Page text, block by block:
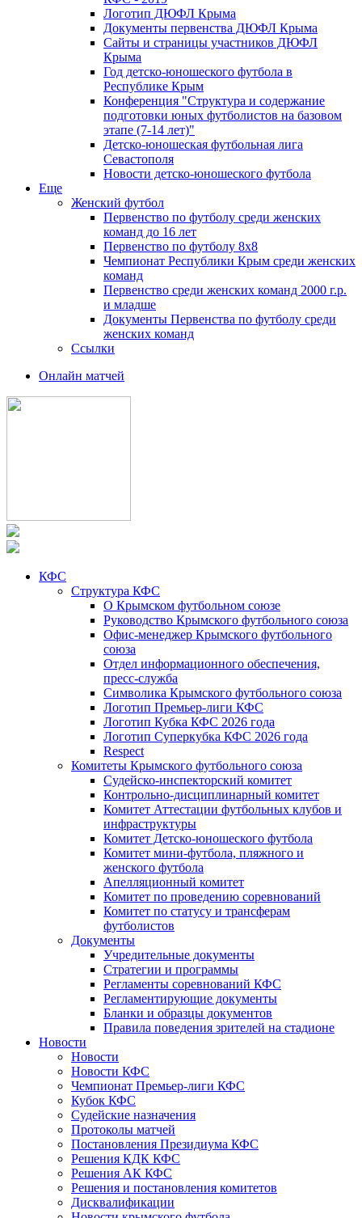
Логотип ДЮФЛ Крыма
Документы первенства ДЮФЛ Крыма
Сайты и страницы участников ДЮФЛ
Крыма
Год детско-юношеского футбола в
Республике Крым
Конференция "Структура и содержание
подготовки юных футболистов на базовом
этапе (7-14 лет)"
Детско-юношеская футбольная лига
Севастополя
Новости детско-юношеского футбола
Еще
Женский футбол
Первенство по футболу среди женских
команд до 16 лет
Первенство по футболу 8х8
Чемпионат Республики Крым среди женских
команд
Первенство среди женских команд 2000 г.р.
и младше
Документы Первенства по футболу среди
женских команд
Ссылки
Онлайн матчей
КФС
Структура КФС
О Крымском футбольном союзе
Руководство Крымского футбольного союза
Офис-менеджер Крымского футбольного
союза
Отдел информационного обеспечения,
пресс-служба
Символика Крымского футбольного союза
Логотип Премьер-лиги КФС
Логотип Кубка КФС 2026 года
Логотип Суперкубка КФС 2026 года
Respect
Комитеты Крымского футбольного союза
Судейско-инспекторский комитет
Контрольно-дисциплинарный комитет
Комитет Аттестации футбольных клубов и
инфраструктуры
Комитет Детско-юношеского футбола
Комитет мини-футбола, пляжного и
женского футбола
Апелляционный комитет
Комитет по проведению соревнований
Комитет по статусу и трансферам
футболистов
Документы
Учредительные документы
Стратегии и программы
Регламенты соревнований КФС
Регламентирующие документы
Бланки и образцы документов
Правила поведения зрителей на стадионе
Новости
Новости
Новости КФС
Чемпионат Премьер-лиги КФС
Кубок КФС
Судейские назначения
Протоколы матчей
Постановления Президиума КФС
Решения КДК КФС
Решения АК КФС
Решения и постановления комитетов
Дисквалификации